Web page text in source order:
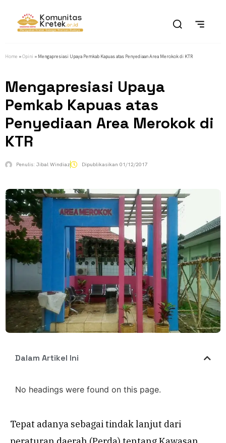
Home »Opini » Mengapresiasi Upaya Pemkab Kapuas atas Penyediaan Area Merokok di KTR
Mengapresiasi Upaya
Pemkab Kapuas atas
Penyediaan Area Merokok di
KTR
Penulis: Jibal Windiaz Dipublikasikan 01/12/2017
Dalam Artikel Ini
No headings were found on this page.
Tepat adanya sebagai tindak lanjut dari